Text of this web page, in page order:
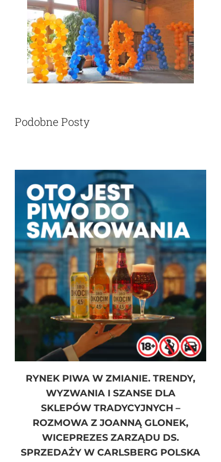
Podobne Posty
RYNEK PIWA W ZMIANIE. TRENDY,
WYZWANIA I SZANSE DLA
SKLEPÓW TRADYCYJNYCH –
ROZMOWA Z JOANNĄ GLONEK,
WICEPREZES ZARZĄDU DS.
SPRZEDAŻY W CARLSBERG POLSKA